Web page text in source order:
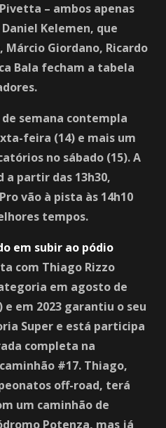
– ambos apenas
Kelemen, que
Márcio Giordano, Ricardo
Bala fecham a tabela
semana contempla
feira (14) e mais um
no sábado (15). A
a partir das 13h30,
vão à pista às 14h10
tempos.
em subir ao pódio
com Thiago Rizzo
em agosto de
em 2023 garantiu o seu
Super e está participa
completa na
#17. Thiago,
off-road, terá
um caminhão de
Potenza, mas já